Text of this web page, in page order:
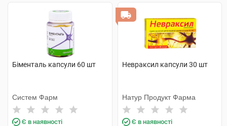
Біменталь капсули 60 шт
Систем Фарм
Є в наявності
Невраксил капсули 30 шт
Натур Продукт Фарма
Є в наявності